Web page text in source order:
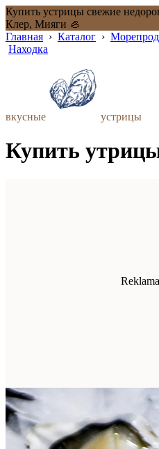
Купить устрицы свежие
Клер, Мияги 🦪
Главная › Каталог ›
Находка
вкусные устрицы
Купить